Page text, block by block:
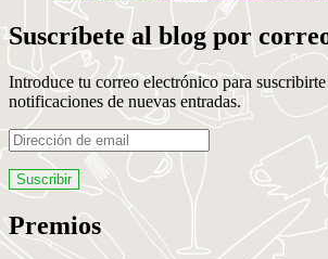
Suscríbete al blog por
Introduce tu correo electrónico para
notificaciones de nuevas entradas.
Dirección
de
email
Premios